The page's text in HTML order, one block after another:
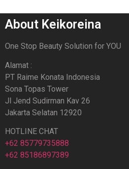
About Keikoreina
One Stop Beauty Solution for YOU
Alamat :
PT Raime Konata Indonesia
Sona Topas Tower
Jl Jend Sudirman Kav 26
Jakarta Selatan 12920
HOTLINE CHAT
+62 85779735888
+62 85186897389